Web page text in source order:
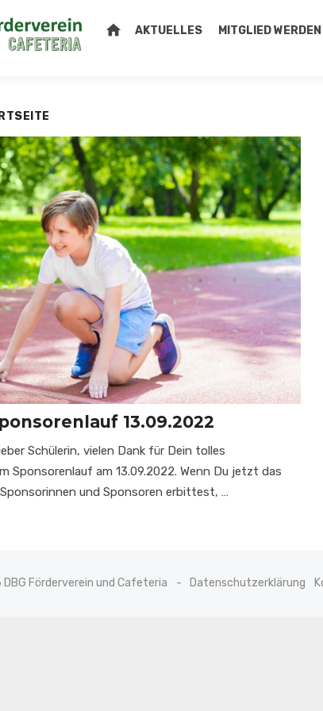
home AKTUELLES MITGLIED WERDEN
13.09.2022
Schülerin, vielen Dank für Dein tolles
Sponsorenlauf am 13.09.2022. Wenn Du jetzt das
und Sponsoren erbittest, …
Förderverein und Cafeteria Datenschutzerklärung